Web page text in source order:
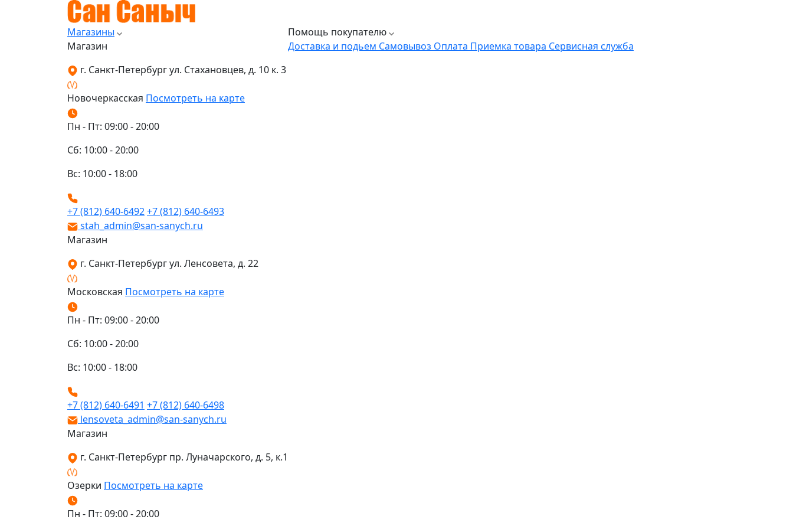
Магазины
Магазин
г. Санкт-Петербург ул. Стахановцев, д. 10 к. 3
Новочеркасская Посмотреть на карте
Пн - Пт: 09:00 - 20:00
Сб: 10:00 - 20:00
Вс: 10:00 - 18:00
+7 (812) 640-6492+7 (812) 640-6493
stah_admin@san-sanych.ru
Магазин
г. Санкт-Петербург ул. Ленсовета, д. 22
Московская Посмотреть на карте
Пн - Пт: 09:00 - 20:00
Сб: 10:00 - 20:00
Вс: 10:00 - 18:00
+7 (812) 640-6491 +7 (812) 640-6498
lensoveta_admin@san-sanych.ru
Магазин
г. Санкт-Петербург пр. Луначарского, д. 5, к.1
Озерки Посмотреть на карте
Пн - Пт: 09:00 - 20:00
Помощь покупателю
Доставка и подьем Самовывоз Оплата Приемка товара Сервисная служба